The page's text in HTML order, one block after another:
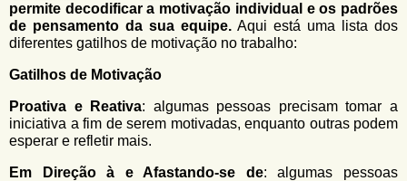
permite decodificar a motivação individual e os padrões
de pensamento da sua equipe.Aqui está uma lista dos
diferentes gatilhos de motivação no trabalho:
Gatilhos de Motivação
Proativa e Reativa: algumas pessoas precisam tomar a
iniciativa a fim de serem motivadas, enquanto outras podem
esperar e refletir mais.
Em Direção à e Afastando-se de: algumas pessoas